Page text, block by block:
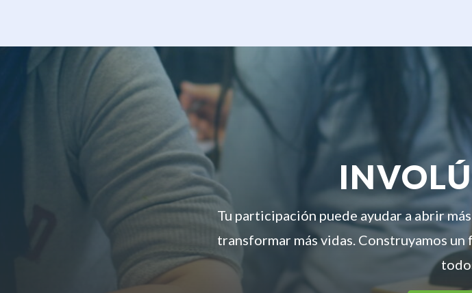
Tu participación puede ayudar a abrir
transformar más vidas. Construyamos